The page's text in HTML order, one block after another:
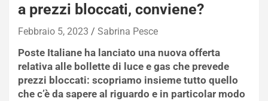
a prezzi bloccati, conviene?
Febbraio 5, 2023 Sabrina Pesce
Poste Italiane ha lanciato una nuova offerta
relativa alle bollette di luce e gas che prevede
prezzi bloccati: scopriamo insieme tutto quello
che c’è da sapere al riguardo e in particolar modo